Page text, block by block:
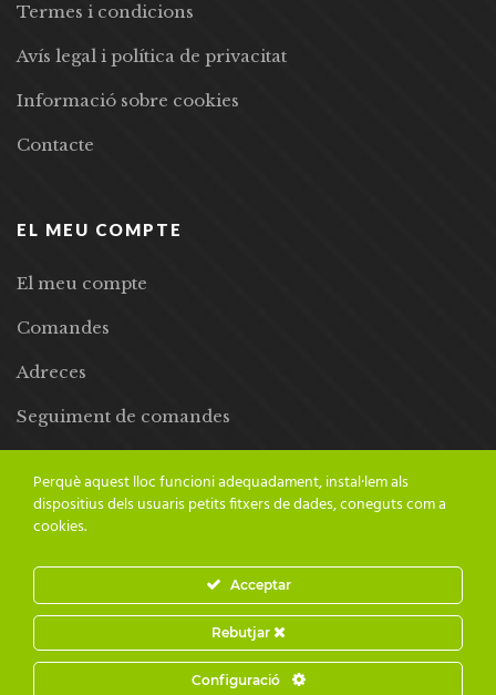
Termes i condicions
Avís legal i política de privacitat
Informació sobre cookies
Contacte
EL MEU COMPTE
El meu compte
Comandes
Adreces
Seguiment de comandes
© 2024 Adesiara Editorial | Tots els drets reservats | Preus amb
IVA inclòs |Grademorphic
Perquè aquest lloc funcioni adequadament, instal·lem als
dispositius dels usuaris petits fitxers de dades, coneguts com a
cookies.
Acceptar
Rebutjar
Configuració